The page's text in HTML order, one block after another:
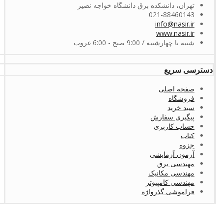
تهران، دانشکده برق دانشگاه خواجه نصیر
021-88460143
info@nasir.ir
www.nasir.ir
شنبه تا چهارشنبه / 9:00 صبح - 6:00 غروب
دسترسی سریع
صفحه اصلی
فروشگاه
سبد خرید
پیگیری سفارش
حساب کاربری
کتاب
جزوه
آزمون آزمایشی
مهندسی برق
مهندسی مکانیک
مهندسی کامپیوتر
فراموشی گذرواژه